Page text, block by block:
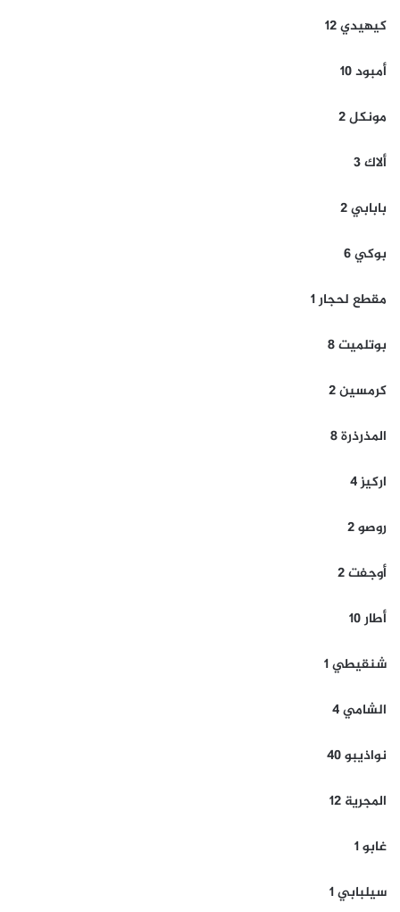
كيهيدي 12
أمبود 10
مونكل 2
ألاك 3
بابابي 2
بوكي 6
مقطع لحجار 1
بوتلميت 8
كرمسين 2
المذرذرة 8
اركيز 4
روصو 2
أوجفت 2
أطار 10
شنقيطي 1
الشامي 4
نواذيبو 40
المجرية 12
غابو 1
سيلبابي 1